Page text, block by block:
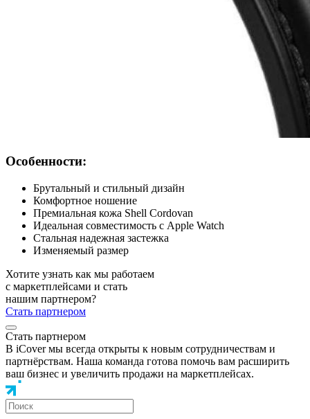
Особенности:
Брутальный и стильный дизайн
Комфортное ношение
Премиальная кожа Shell Cordovan
Идеальная совместимость с Apple Watch
Стальная надежная застежка
Изменяемый размер
Хотите узнать как мы работаем
с маркетплейсами и стать
нашим партнером?
Стать партнером
Стать партнером
В iCover мы всегда открыты к новым сотрудничествам и
партнёрствам. Наша команда готова помочь вам расширить
ваш бизнес и увеличить продажи на маркетплейсах.